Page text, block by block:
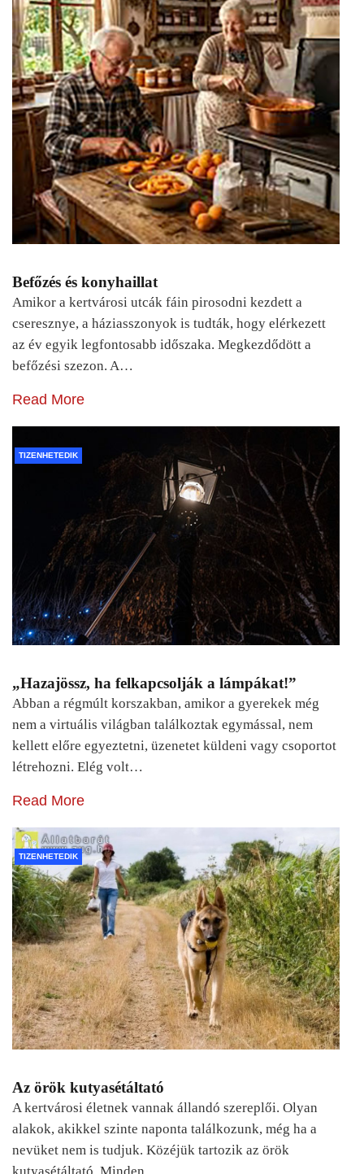
Befőzés és konyhaillat
Amikor a kertvárosi utcák fáin pirosodni kezdett a
cseresznye, a háziasszonyok is tudták, hogy elérkezett
az év egyik legfontosabb időszaka. Megkezdődött a
befőzési szezon. A…
Read More
TIZENHETEDIK
„Hazajössz, ha felkapcsolják a lámpákat!”
Abban a régmúlt korszakban, amikor a gyerekek még
nem a virtuális világban találkoztak egymással, nem
kellett előre egyeztetni, üzenetet küldeni vagy csoportot
létrehozni. Elég volt…
Read More
TIZENHETEDIK
Az örök kutyasétáltató
A kertvárosi életnek vannak állandó szereplői. Olyan
alakok, akikkel szinte naponta találkozunk, még ha a
nevüket nem is tudjuk. Közéjük tartozik az örök